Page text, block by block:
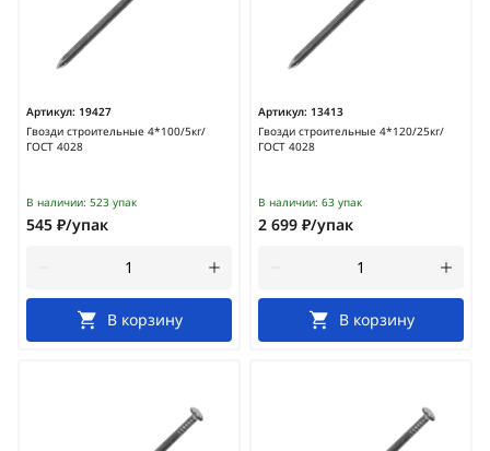
Артикул: 19427
Гвозди строительные 4*100/5кг/
ГОСТ 4028
В наличии: 523 упак
545 ₽/упак
В корзину
Артикул: 13413
Гвозди строительные 4*120/25кг/
ГОСТ 4028
В наличии: 63 упак
2 699 ₽/упак
В корзину